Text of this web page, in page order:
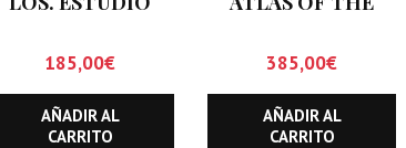
CINEGETICO
(HASTA
DICIEMBRE DE
1.999)
185,00€
AÑADIR AL
CARRITO
TOMOS)
385,00€
AÑADIR AL
CARRITO